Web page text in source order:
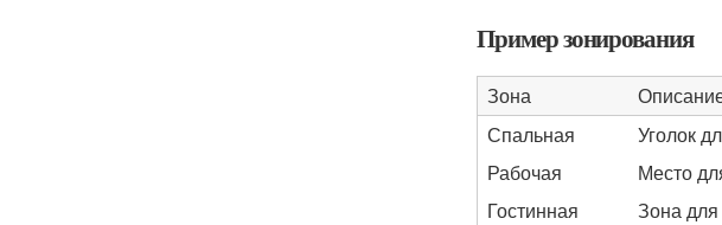
Пример зонирования
Зона
Спальная
Уголок
Рабочая
Место
Гостинная
Зона для